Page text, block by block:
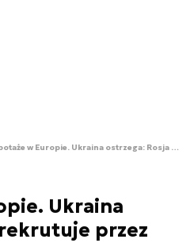
Sabotaże w Europie. Ukraina ostrzega: Rosja rekrutuje przez Telegram
Ukraina
przez